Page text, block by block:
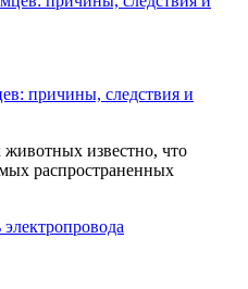
причины, следствия и
известно, что
распространенных